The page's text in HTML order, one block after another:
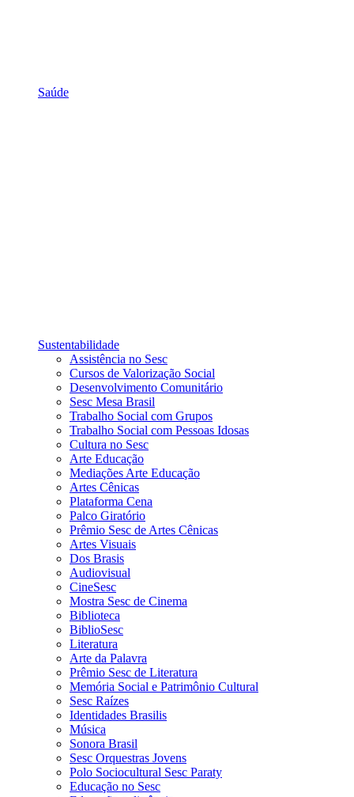
Saúde
Sustentabilidade
Assistência no Sesc
Cursos de Valorização Social
Desenvolvimento Comunitário
Sesc Mesa Brasil
Trabalho Social com Grupos
Trabalho Social com Pessoas Idosas
Cultura no Sesc
Arte Educação
Mediações Arte Educação
Artes Cênicas
Plataforma Cena
Palco Giratório
Prêmio Sesc de Artes Cênicas
Artes Visuais
Dos Brasis
Audiovisual
CineSesc
Mostra Sesc de Cinema
Biblioteca
BiblioSesc
Literatura
Arte da Palavra
Prêmio Sesc de Literatura
Memória Social e Patrimônio Cultural
Sesc Raízes
Identidades Brasilis
Música
Sonora Brasil
Sesc Orquestras Jovens
Polo Sociocultural Sesc Paraty
Educação no Sesc